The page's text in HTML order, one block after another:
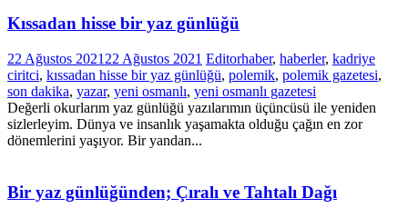
Kıssadan hisse bir yaz günlüğü
22 Ağustos 2021 22 Ağustos 2021 Editorhaber, haberler, kadriye
ciritci, kıssadan hisse bir yaz günlüğü, polemik, polemik gazetesi,
son dakika, yazar, yeni osmanlı, yeni osmanlı gazetesi
Değerli okurlarım yaz günlüğü yazılarımın üçüncüsü ile yeniden
sizlerleyim. Dünya ve insanlık yaşamakta olduğu çağın en zor
dönemlerini yaşıyor. Bir yandan...
Bir yaz günlüğünden; Çıralı ve Tahtalı Dağı